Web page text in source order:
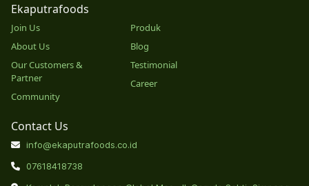
Ekaputrafoods
Join Us
About Us
Our Customers &
Partner
Community
Produk
Blog
Testimonial
Career
Contact Us
info@ekaputrafoods.co.id
07618418738